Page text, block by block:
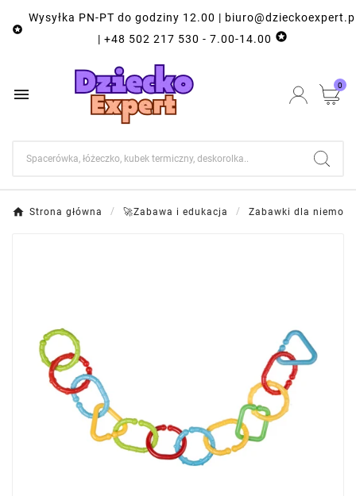

Wysyłka PN-PT do godziny 12.00 |
| +48 502 217 530 - 7.00-14.00 
 0
Strona główna 🚀Zabawa i edukacja Zabawki dla